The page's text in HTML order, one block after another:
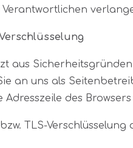
aus
an uns als
Adresszeile des
TLS-